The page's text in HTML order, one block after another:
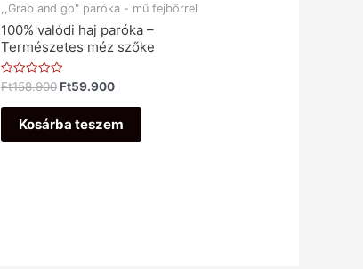
,,Grab and go" paróka - mű fejbőrrel
100% valódi haj paróka –
Természetes méz szőke
Értékelés:
/
Ft158.900Ft59.900
Kosárba teszem